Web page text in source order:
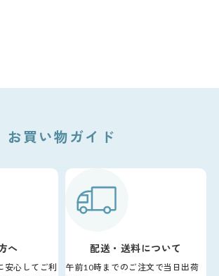
お買い物ガイド
へ
安心してご利
配送・送料について
午前10時までのご注文で当日出荷